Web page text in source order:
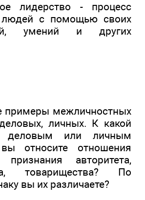
лидерство - процесс
с помощью своих
умений и других
примеры межличностных
личных. К какой
деловым или личным
относите отношения
признания авторитета,
товарищества? По
вы их различаете?